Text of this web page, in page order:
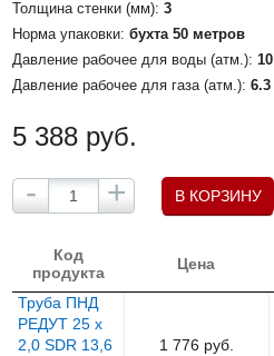
Толщина стенки (мм): 3
Норма упаковки: бухта 50 метров
Давление рабочее для воды (атм.): 10
Давление рабочее для газа (атм.): 6.3
5 388 руб.
- + В КОРЗИНУ
Код
продукта
Цена
Труба ПНД
РЕДУТ 25 х
2,0 SDR 13,6
1 776 руб.